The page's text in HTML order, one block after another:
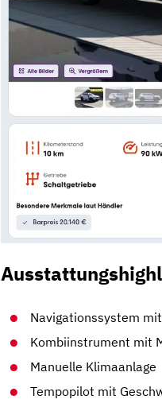
Navigationssystem
Kombiinstrument mit
Manuelle Klimaanlage
Tempopilot mit